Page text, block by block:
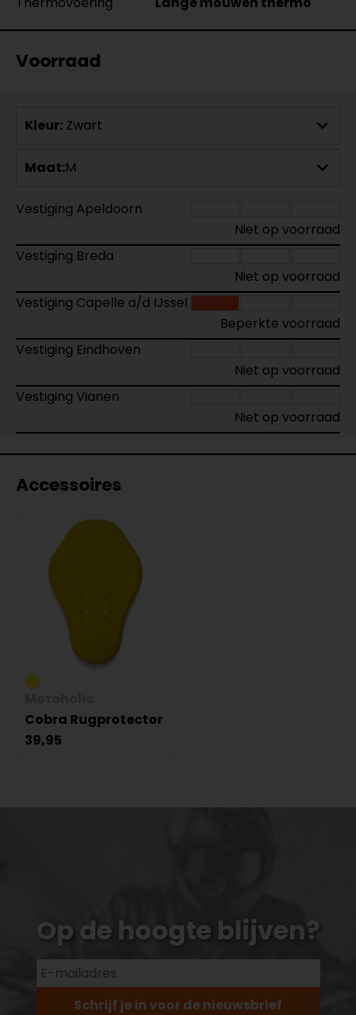
Voorraad
Kleur: Zwart
Maat:M
Vestiging Apeldoorn
Niet op voorraad
Vestiging Breda
Niet op voorraad
Vestiging Capelle a/d IJssel
Beperkte voorraad
Vestiging Eindhoven
Niet op voorraad
Vestiging Vianen
Niet op voorraad
Accessoires
Cobra Rugprotector
39,95
Op de hoogte blijven?
Schrijf je in voor de nieuwsbrief